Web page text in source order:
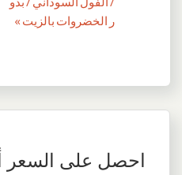
المقالات
ر الخضروات بالزيت »
احصل على السعر